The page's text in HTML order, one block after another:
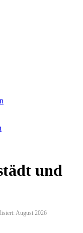
und
August 2026